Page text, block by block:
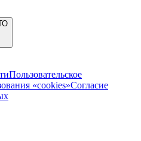
Пользовательское
«cookies»Согласие